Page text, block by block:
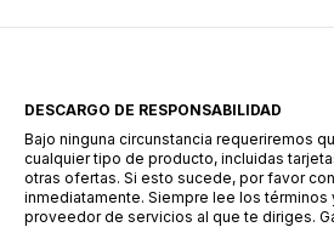
DESCARGO DE RESPONSABILIDAD
Bajo ninguna circunstancia requeriremos
cualquier tipo de producto, incluidas
otras ofertas. Si esto sucede, por favor
inmediatamente. Siempre lee los
proveedor de servicios al que te diriges.